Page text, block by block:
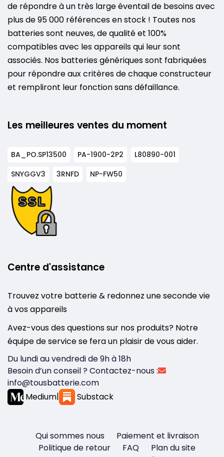
de répondre à un très large éventail de besoins avec
plus de 95 000 références en stock ! Toutes nos
batteries sont neuves, de qualité et 100%
compatibles avec les appareils qui leur sont
associés. Nos batteries génériques sont fabriquées
pour répondre aux critères de chaque constructeur
et rempliront leur fonction sans défaillance.
Les meilleures ventes du moment
BA_PO.SP13500 PA-1900-2P2
L80890-001
SNYGGV3
3RNFD NP-FW50
Centre d'assistance
Trouvez votre batterie & redonnez une seconde vie
à vos appareils
Avez-vous des questions sur nos produits? Notre
équipe de service se fera un plaisir de vous aider.
Du lundi au vendredi de 9h à 18h
Besoin d’un conseil ? Contactez-nous :
info@tousbatterie.com
Medium| Substack
Qui sommes nous
Paiement et livraison
Politique de retour
FAQ
Plan du site